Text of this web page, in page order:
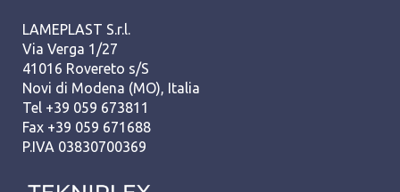
LAMEPLAST S.r.l.
Via Verga 1/27
41016 Rovereto s/S
Novi di Modena (MO), Italia
Tel +39 059 673811
Fax +39 059 671688
P.IVA 03830700369